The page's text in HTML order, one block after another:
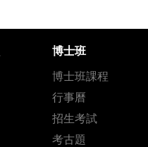
博士班
博士班課程
行事曆
招生考試
考古題